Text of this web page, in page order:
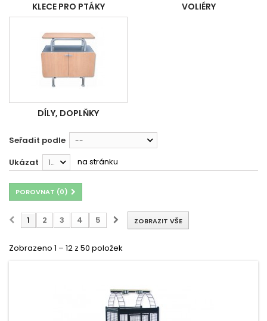
KLECE PRO PTÁKY VOLIÉRY
DÍLY, DOPLŇKY
Seřadit podle --
Ukázat 12 na stránku
POROVNAT (0)
ZOBRAZIT VŠE
1 2 3 4 5
Zobrazeno 1 – 12 z 50 položek